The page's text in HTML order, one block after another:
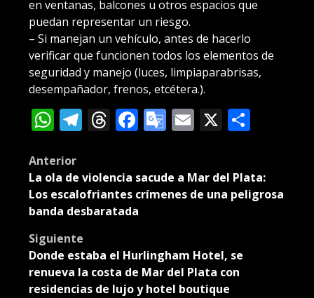
en ventanas, balcones u otros espacios que
puedan representar un riesgo.
– Si manejan un vehículo, antes de hacerlo
verificar que funcionen todos los elementos de
seguridad y manejo (luces, limpiaparabrisas,
desempañador, frenos, etcétera.).
WhatsApp
Telegram
Threads
Facebook
Google
Email
X
Post
navigation
Anterior
La ola de violencia sacude a Mar del Plata:
Los escalofriantes crímenes de una peligrosa
banda desbaratada
Siguiente
Donde estaba el Hurlingham Hotel, se
renueva la costa de Mar del Plata con
residencias de lujo y hotel boutique